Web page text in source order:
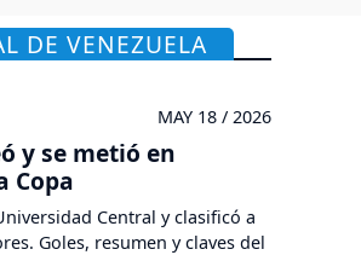
DE VENEZUELA
MAY 18 / 2026
y se metió en
Copa
Central y clasificó a
Goles, resumen y claves del